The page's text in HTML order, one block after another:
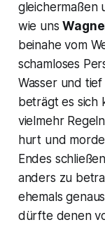
gleichermaßen
wie uns
beinahe vom
schamloses
Wasser und
beträgt es sich
vielmehr
hurt und
Endes
anders zu
ehemals
dürfte denen